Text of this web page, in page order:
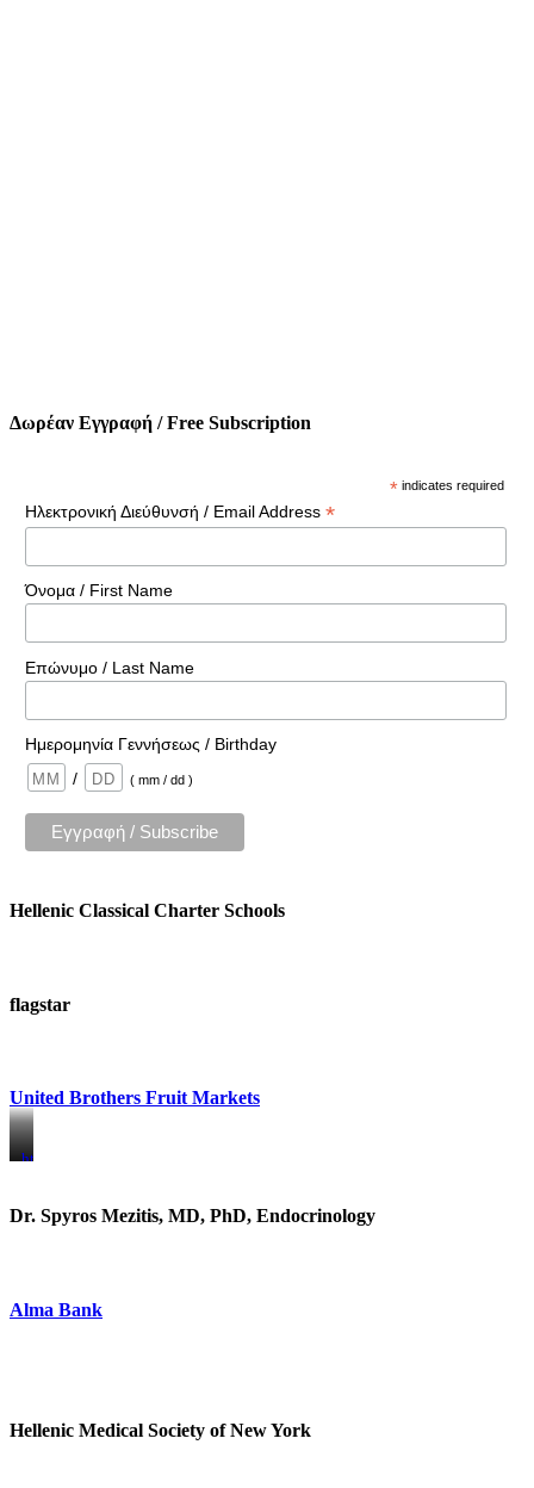
Δωρέαν Εγγραφή / Free Subscription
* indicates required
Ηλεκτρονική Διεύθυνσή / Email Address *
Όνομα / First Name
Επώνυμο / Last Name
Ημερομηνία Γεννήσεως / Birthday
/
( mm / dd )
Hellenic Classical Charter Schools
flagstar
United Brothers Fruit Markets
https://www.unitedbrothersfruitmarkets.com/
https://www.unitedbrothersfruitmarkets.com/
Dr. Spyros Mezitis, MD, PhD, Endocrinology
Alma Bank
Hellenic Medical Society of New York